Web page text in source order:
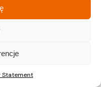
Statement